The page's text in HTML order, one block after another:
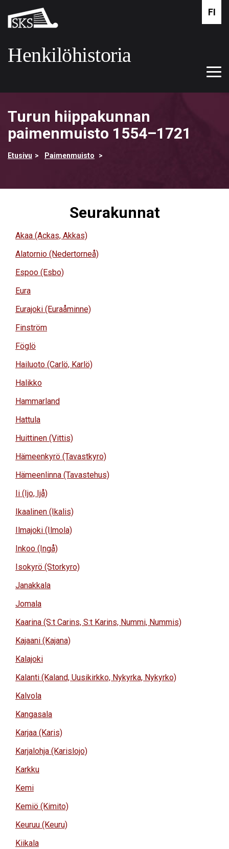
pääsisältöön
Suomalaisen
kirjallisuuden
Henkilöhistoria
FI
Turun hiippakunnan
paimenmuisto 1554–1721
Etusivu Paimenmuisto
Seurakunnat
Akaa (Ackas, Akkas)
Alatornio (Nedertorneå)
Espoo (Esbo)
Eura
Eurajoki (Euraåminne)
Finström
Föglö
Hailuoto (Carlö, Karlö)
Halikko
Hammarland
Hattula
Huittinen (Vittis)
Hämeenkyrö (Tavastkyro)
Hämeenlinna (Tavastehus)
Ii (Ijo, Ijå)
Ikaalinen (Ikalis)
Ilmajoki (Ilmola)
Inkoo (Ingå)
Isokyrö (Storkyro)
Janakkala
Jomala
Kaarina (S:t Carins, S:t Karins, Nummi, Nummis)
Kajaani (Kajana)
Kalajoki
Kalanti (Kaland, Uusikirkko, Nykyrka, Nykyrko)
Kalvola
Kangasala
Karjaa (Karis)
Karjalohja (Karislojo)
Karkku
Kemi
Kemiö (Kimito)
Keuruu (Keuru)
Kiikala